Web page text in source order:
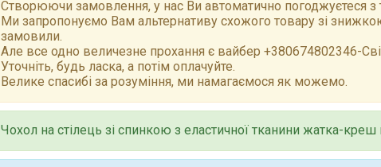
Створюючи замовлення, у нас Ви автоматично погоджуєтеся
Ми запропонуємо Вам альтернативу схожого товару зі
замовили.
Але все одно величезне прохання є вайбер +380674802346-
Уточніть, будь ласка, а потім оплачуйте.
Велике спасибі за розуміння, ми намагаємося як можемо.
Чохол на стілець зі спинкою з еластичної тканини жатка-креш